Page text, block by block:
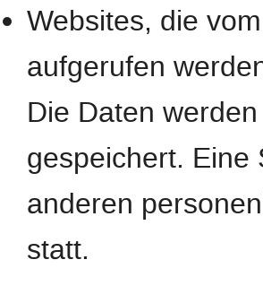
Websites, die
aufgerufen
Die Daten
gespeichert. Eine
anderen
statt.